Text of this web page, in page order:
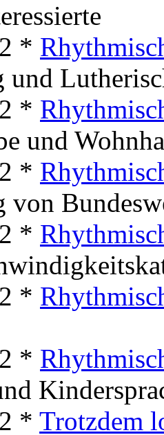
*
und
*
und
*
von
*
*
*
* Trotzdem